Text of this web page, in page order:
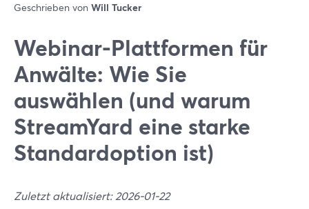
Geschrieben von Will Tucker
Webinar-Plattformen für
Anwälte: Wie Sie
auswählen (und warum
StreamYard eine starke
Standardoption ist)
Zuletzt aktualisiert: 2026-01-22